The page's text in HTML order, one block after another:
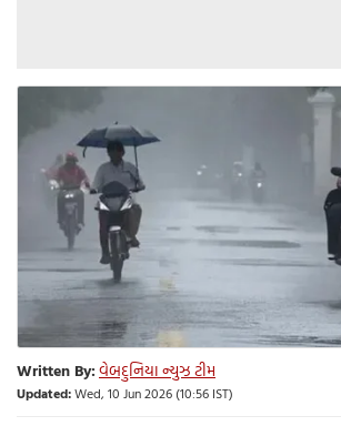
Written By:વેબદુનિયા ન્યુઝ ટીમ
Updated:Wed, 10 Jun 2026 (10:56 IST)